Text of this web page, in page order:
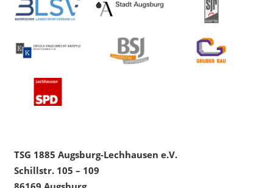
TSG 1885 Augsburg-Lechhausen e.V.
Schillstr. 105 – 109